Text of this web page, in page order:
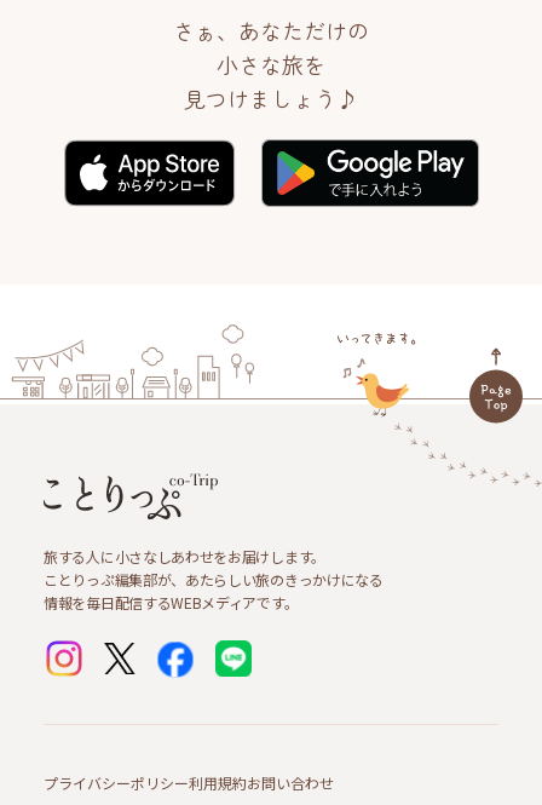
さぁ、あなただけの
小さな旅を
見つけましょう♪
旅する人に小さなしあわせをお届けします。
ことりっぷ編集部が、あたらしい旅のきっかけになる
情報を毎日配信するWEBメディアです。
プライバシーポリシー利用規約お問い合わせ